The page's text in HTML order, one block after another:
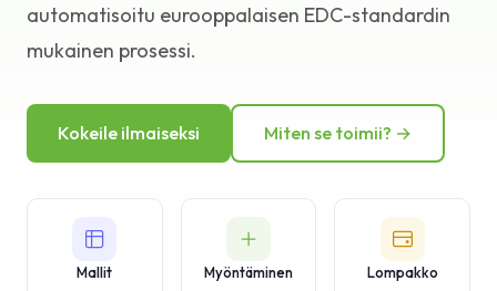
Tietopankki
automatisoitu eurooppalaisen EDC-standardin
mukainen prosessi.
Kokeile ilmaiseksi Miten se toimii? →
Mallit Myöntäminen Lompakko